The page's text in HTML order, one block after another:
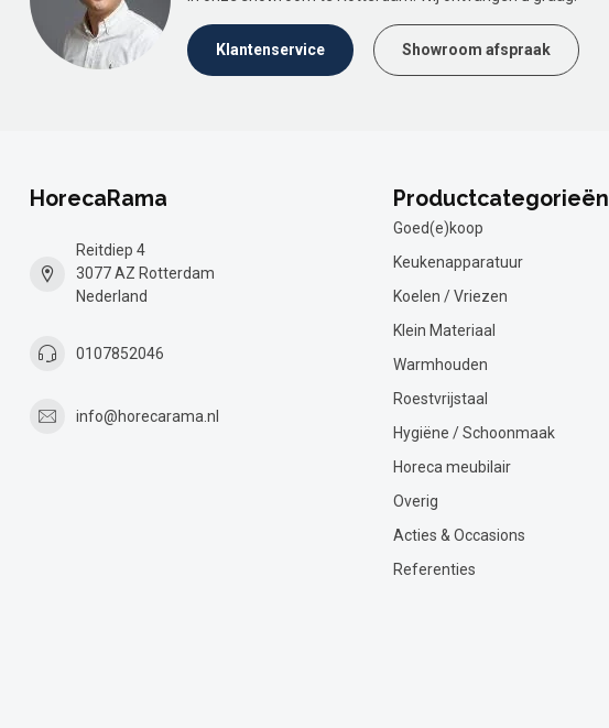
Klantenservice Showroom afspraak
HorecaRama
Reitdiep 4
3077 AZ Rotterdam
Nederland
0107852046
info@horecarama.nl
Productcategorieën
Goed(e)koop
Keukenapparatuur
Koelen / Vriezen
Klein Materiaal
Warmhouden
Roestvrijstaal
Hygiëne / Schoonmaak
Horeca meubilair
Overig
Acties & Occasions
Referenties